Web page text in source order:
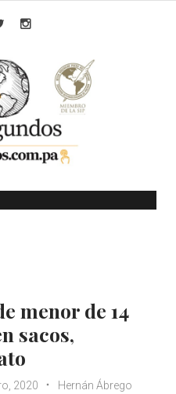
menor de 14
sacos,
2020
Hernán Ábrego